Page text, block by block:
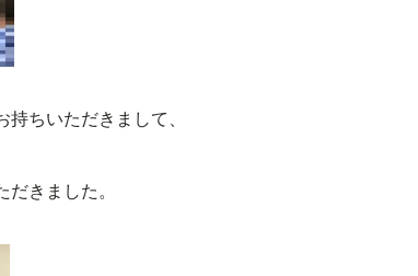
ちいただきまして、
きました。